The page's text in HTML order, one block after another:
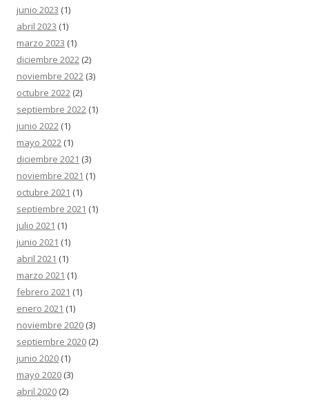
junio 2023 (1)
abril 2023 (1)
marzo 2023 (1)
diciembre 2022 (2)
noviembre 2022 (3)
octubre 2022 (2)
septiembre 2022 (1)
junio 2022 (1)
mayo 2022 (1)
diciembre 2021 (3)
noviembre 2021 (1)
octubre 2021 (1)
septiembre 2021 (1)
julio 2021 (1)
junio 2021 (1)
abril 2021 (1)
marzo 2021 (1)
febrero 2021 (1)
enero 2021 (1)
noviembre 2020 (3)
septiembre 2020 (2)
junio 2020 (1)
mayo 2020 (3)
abril 2020 (2)